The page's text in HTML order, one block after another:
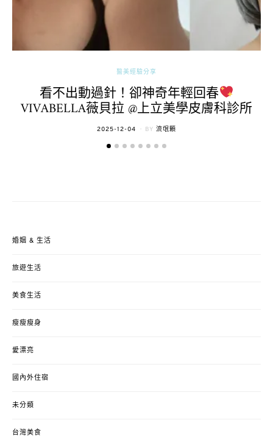
醫美經驗分享
看不出動過針！卻神奇年輕回春
VIVABELLA薇貝拉 @上立美學皮膚科診所
POSTED
2025-12-04 BY 流氓顆
婚姻 & 生活
旅遊生活
美食生活
瘦瘦瘦身
愛漂亮
國內外住宿
未分類
台灣美食